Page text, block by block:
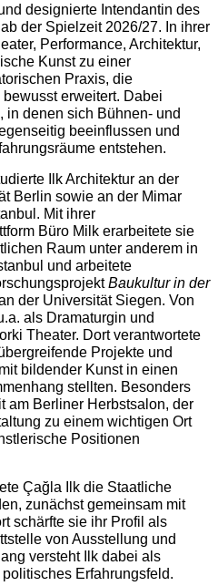
designierte Intendantin des
der Spielzeit 2026/27. In ihrer
Performance, Architektur,
Kunst zu einer
Praxis, die
erweitert. Dabei
in denen sich Bühnen- und
beeinflussen und
entstehen.
Ilk Architektur an der
Berlin sowie an der Mimar
Mit ihrer
Büro Milk erarbeitete sie
Raum unter anderem in
und arbeitete
Baukultur in der
der Universität Siegen. Von
als Dramaturgin und
Theater. Dort verantwortete
Projekte und
bildender Kunst in einen
stellten. Besonders
am Berliner Herbstsalon, der
zu einem wichtigen Ort
Positionen
Çağla Ilk die Staatliche
zunächst gemeinsam mit
schärfte sie ihr Profil als
von Ausstellung und
versteht Ilk dabei als
Erfahrungsfeld.